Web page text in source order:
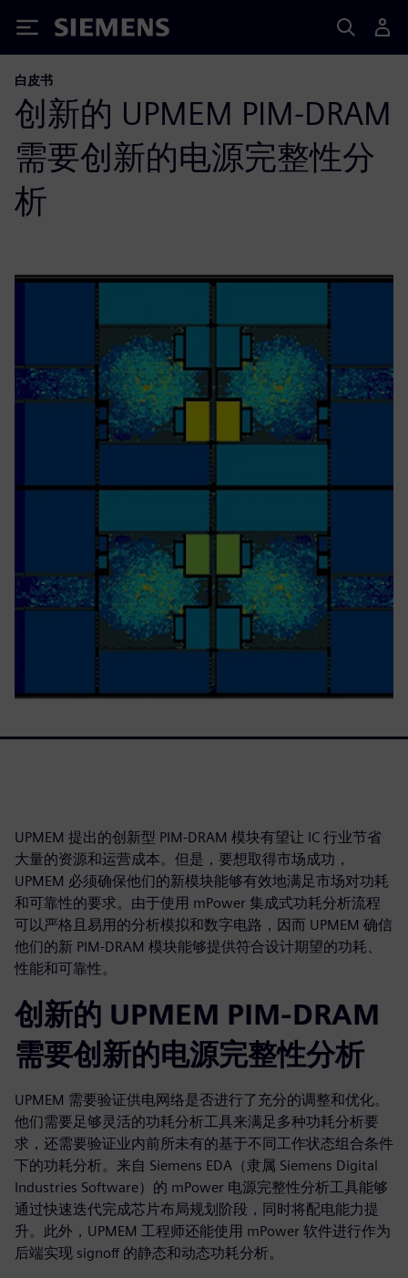
Siemens
白皮书
创新的 UPMEM PIM-DRAM
需要创新的电源完整性分
析
UPMEM 提出的创新型 PIM-DRAM 模块有望让 IC 行业节省
大量的资源和运营成本。但是，要想取得市场成功，
UPMEM 必须确保他们的新模块能够有效地满足市场对功耗
和可靠性的要求。由于使用 mPower 集成式功耗分析流程
可以严格且易用的分析模拟和数字电路，因而 UPMEM 确信
他们的新 PIM-DRAM 模块能够提供符合设计期望的功耗、
性能和可靠性。
创新的 UPMEM PIM-DRAM
需要创新的电源完整性分析
UPMEM 需要验证供电网络是否进行了充分的调整和优化。
他们需要足够灵活的功耗分析工具来满足多种功耗分析要
求，还需要验证业内前所未有的基于不同工作状态组合条件
下的功耗分析。来自 Siemens EDA（隶属 Siemens Digital
Industries Software）的 mPower 电源完整性分析工具能够
通过快速迭代完成芯片布局规划阶段，同时将配电能力提
升。此外，UPMEM 工程师还能使用 mPower 软件进行作为
后端实现 signoff 的静态和动态功耗分析。